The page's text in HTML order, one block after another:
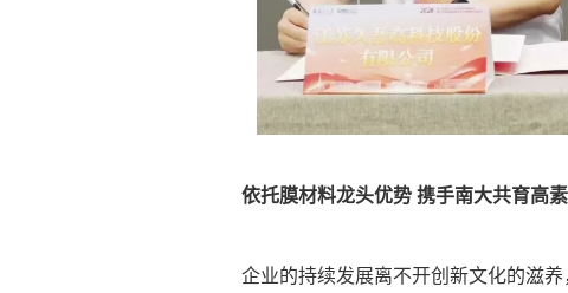
依托膜材料龙头优势 携手南大共育高
企业的持续发展离不开创新文化的滋